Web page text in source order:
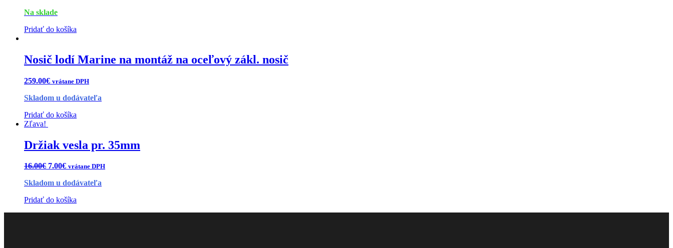
Na sklade
Pridať do košíka
Nosič lodí Marine na montáž na oceľový zákl. nosič
259.00€ vrátane DPH
Skladom u dodávateľa
Pridať do košíka
Zľava!
Držiak vesla pr. 35mm
16.00€ 7.00€ vrátane DPH
Skladom u dodávateľa
Pridať do košíka